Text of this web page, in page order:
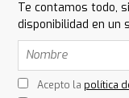
Te contamos todo,
disponibilidad en un
Acepto la política